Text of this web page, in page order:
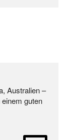
Australien –
guten